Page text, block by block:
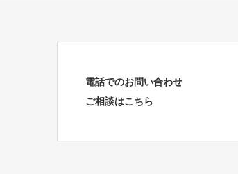
電話でのお問い合わせ
ご相談はこちら